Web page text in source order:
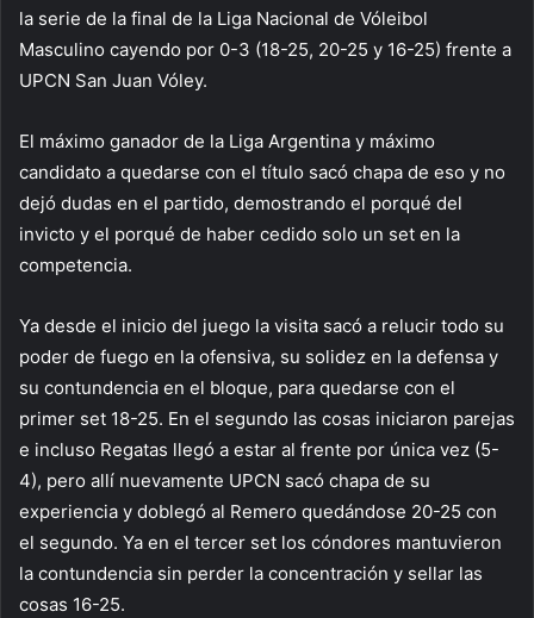
la serie de la final de la Liga Nacional de Vóleibol
Masculino cayendo por 0-3 (18-25, 20-25 y 16-25) frente a
UPCN San Juan Vóley.
El máximo ganador de la Liga Argentina y máximo
candidato a quedarse con el título sacó chapa de eso y no
dejó dudas en el partido, demostrando el porqué del
invicto y el porqué de haber cedido solo un set en la
competencia.
Ya desde el inicio del juego la visita sacó a relucir todo su
poder de fuego en la ofensiva, su solidez en la defensa y
su contundencia en el bloque, para quedarse con el
primer set 18-25. En el segundo las cosas iniciaron parejas
e incluso Regatas llegó a estar al frente por única vez (5-
4), pero allí nuevamente UPCN sacó chapa de su
experiencia y doblegó al Remero quedándose 20-25 con
el segundo. Ya en el tercer set los cóndores mantuvieron
la contundencia sin perder la concentración y sellar las
cosas 16-25.